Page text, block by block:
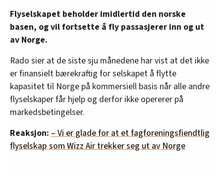
Flyselskapet beholder imidlertid den norske
basen, og vil fortsette å fly passasjerer inn og ut
av Norge.
Rado sier at de siste sju månedene har vist at det ikke
er finansielt bærekraftig for selskapet å flytte
kapasitet til Norge på kommersiell basis når alle andre
flyselskaper får hjelp og derfor ikke opererer på
markedsbetingelser.
Reaksjon: – Vi er glade for at et fagforeningsfiendtlig
flyselskap som Wizz Air trekker seg ut av Norge